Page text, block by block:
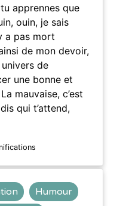
apprennes que
ouin, je sais
a pas mort
de mon devoir,
de
une bonne et
mauvaise, c’est
qui t’attend,
Humour